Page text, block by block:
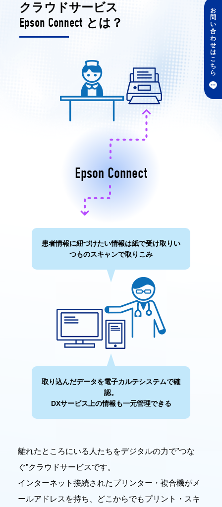
お
問
い
合
わ
せ
は
こ
ち
ら
クラウドサービス
Epson Connect とは？
Epson Connect
患者情報に紐づけたい情報は紙で受け取り い
つものスキャンで取りこみ
取り込んだデータを電子カルテシステムで確
認。
DXサービス上の情報も一元管理できる
離れたところにいる人たちをデジタルの力で”つな
ぐ”クラウドサービスです。
インターネット接続されたプリンター・複合機がメ
ールアドレスを持ち、どこからでもプリント・スキ